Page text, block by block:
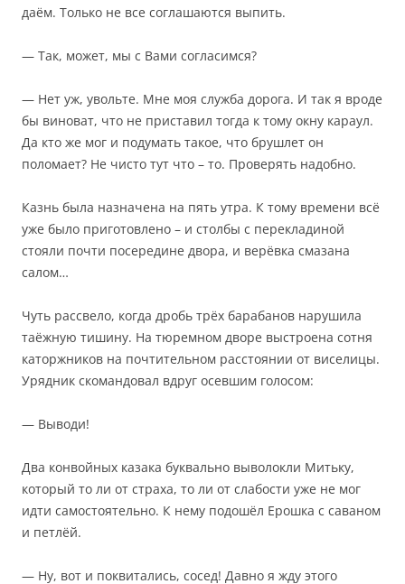
даём. Только не все соглашаются выпить.
— Так, может, мы с Вами согласимся?
— Нет уж, увольте. Мне моя служба дорога. И так я вроде
бы виноват, что не приставил тогда к тому окну караул.
Да кто же мог и подумать такое, что брушлет он
поломает? Не чисто тут что – то. Проверять надобно.
Казнь была назначена на пять утра. К тому времени всё
уже было приготовлено – и столбы с перекладиной
стояли почти посередине двора, и верёвка смазана
салом…
Чуть рассвело, когда дробь трёх барабанов нарушила
таёжную тишину. На тюремном дворе выстроена сотня
каторжников на почтительном расстоянии от виселицы.
Урядник скомандовал вдруг осевшим голосом:
— Выводи!
Два конвойных казака буквально выволокли Митьку,
который то ли от страха, то ли от слабости уже не мог
идти самостоятельно. К нему подошёл Ерошка с саваном
и петлёй.
— Ну, вот и поквитались, сосед! Давно я жду этого